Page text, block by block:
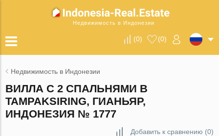
Недвижимость в Индонезии
(0) (0)
Недвижимость в Индонезии
ВИЛЛА С 2 СПАЛЬНЯМИ В
TAMPAKSIRING, ГИАНЬЯР,
ИНДОНЕЗИЯ № 1777
Добавить к сравнению (0)